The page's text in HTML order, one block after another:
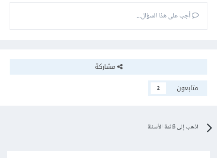
أجب على هذا السؤال...
مشاركة
متابعون
2
اذهب إلى قائمة الأسئلة